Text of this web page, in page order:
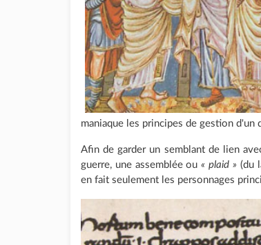
maniaque les principes de gestion d'un
Afin de garder un semblant de lien
guerre, une assemblée ou« plaid » (du
en fait seulement les personnages